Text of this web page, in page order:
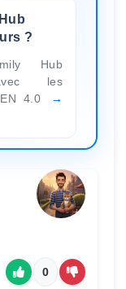
?
Hub
les
4.0
0